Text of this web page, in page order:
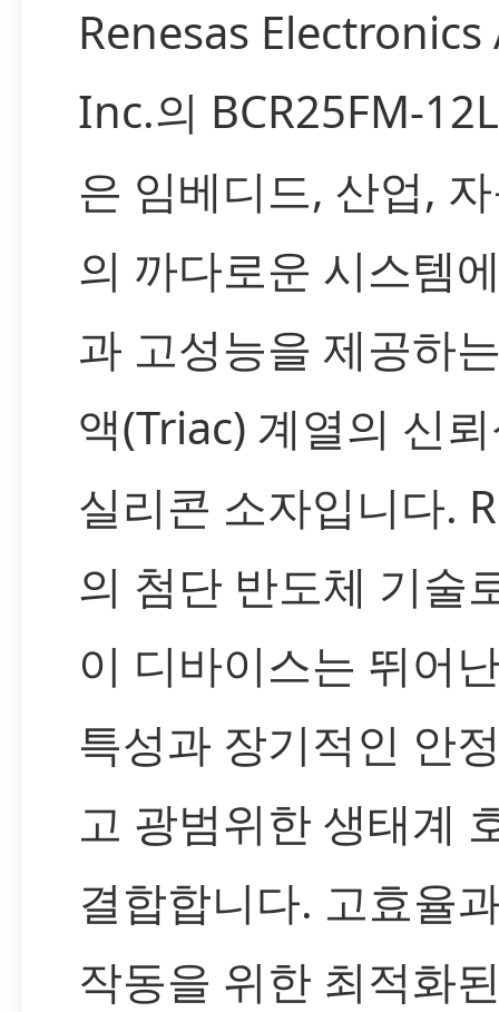
Renesas
Inc.의 BCR25FM-
은 임베디드, 산업,
의 까다로운 시스템
과 고성능을 제공하
액(Triac) 계열의 신
실리콘 소자입니다.
의 첨단 반도체 기술
이 디바이스는 뛰어
특성과 장기적인 안
고 광범위한 생태계
결합합니다. 고효율
작동을 위한 최적화